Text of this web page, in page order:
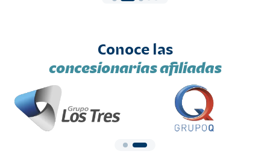
Conoce las
concesionarias afiliadas